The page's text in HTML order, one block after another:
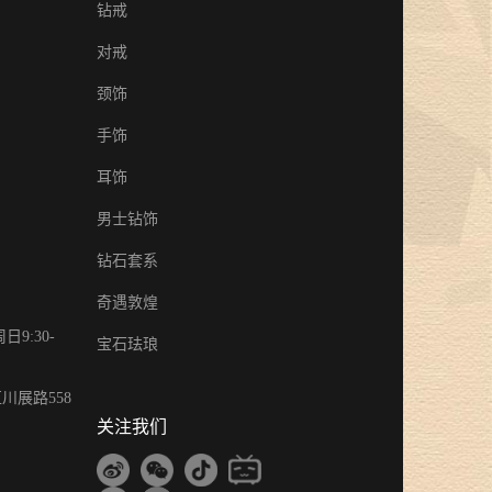
日9:30-
展路558
钻戒
对戒
颈饰
手饰
耳饰
男士钻饰
钻石套系
奇遇敦煌
宝石珐琅
关注我们